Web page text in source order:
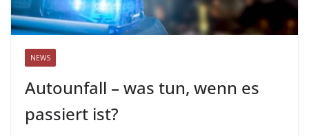
NEWS
Autounfall – was tun, wenn es
passiert ist?